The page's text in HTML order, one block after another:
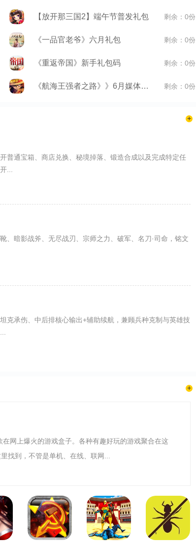
【放开那三国2】端午节普发礼包 剩余：0份
《一品官老爷》六月礼包 剩余：0份
《重返帝国》新手礼包码 剩余：0份
《航海王强者之路》》6月媒体礼包 剩余：0份
普通宝箱、商店兑换、秘境掉落、锻造合成以及完成特定任
...
、暗影战斧、无尽战刃、宗师之力、破军、名刀·司命，铭文
克承伤、中后排核心输出+辅助续航，兼顾兵种克制与英雄技
在网上爆火的游戏盒子。各种有趣好玩的游戏聚合在这
找到，不管是单机、在线、联网...